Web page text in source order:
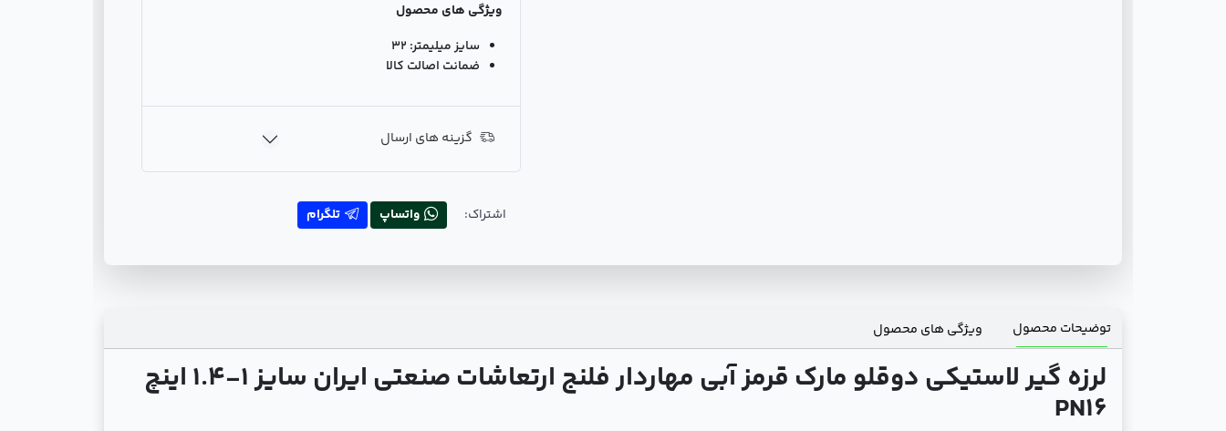
ویژگی های محصول
سایز میلیمتر: 32
ضمانت اصالت کالا
گزینه های ارسال
اشتراک: واتساپ تلگرام
توضیحات محصول ویژگی های محصول
لرزه ‌گیر لاستیکی دوقلو مارک قرمز آبی مهاردار فلنج ارتعاشات صنعتی ایران سایز 1-1.4 اینچ
PN16